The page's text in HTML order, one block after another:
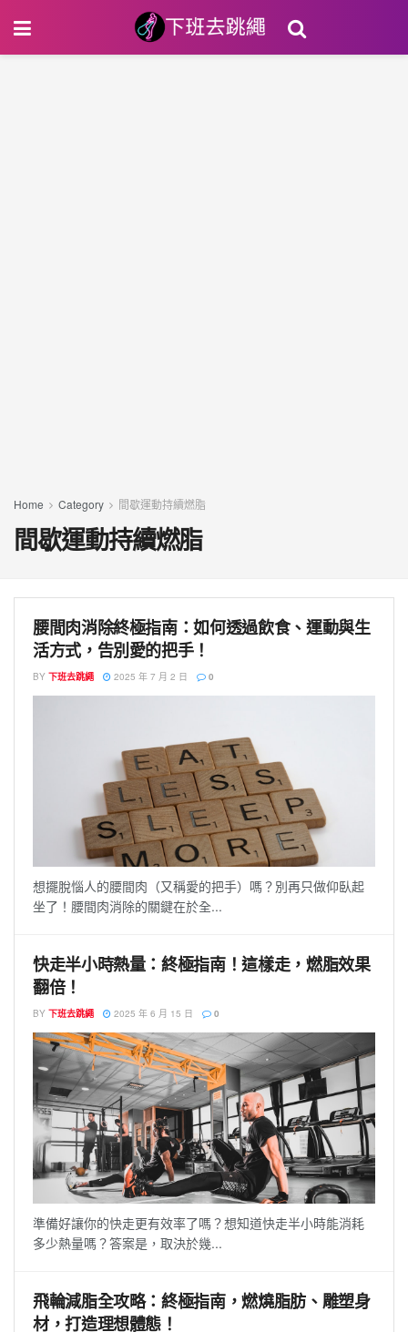
Home Category 間歇運動持續燃脂
間歇運動持續燃脂
腰間肉消除終極指南：如何透過飲食、運動與生
活方式，告別愛的把手！
BY 下班去跳繩 2025 年 7 月 2 日 0
想擺脫惱人的腰間肉（又稱愛的把手）嗎？別再只做仰臥起
坐了！腰間肉消除的關鍵在於全...
快走半小時熱量：終極指南！這樣走，燃脂效果
翻倍！
BY 下班去跳繩 2025 年 6 月 15 日 0
準備好讓你的快走更有效率了嗎？想知道快走半小時能消耗
多少熱量嗎？答案是，取決於幾...
飛輪減脂全攻略：終極指南，燃燒脂肪、雕塑身
材，打造理想體態！